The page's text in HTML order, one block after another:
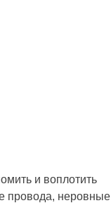
и воплотить
провода, неровные